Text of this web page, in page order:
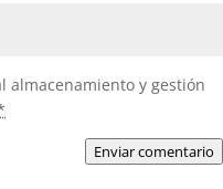
almacenamiento y gestión
Enviar comentario